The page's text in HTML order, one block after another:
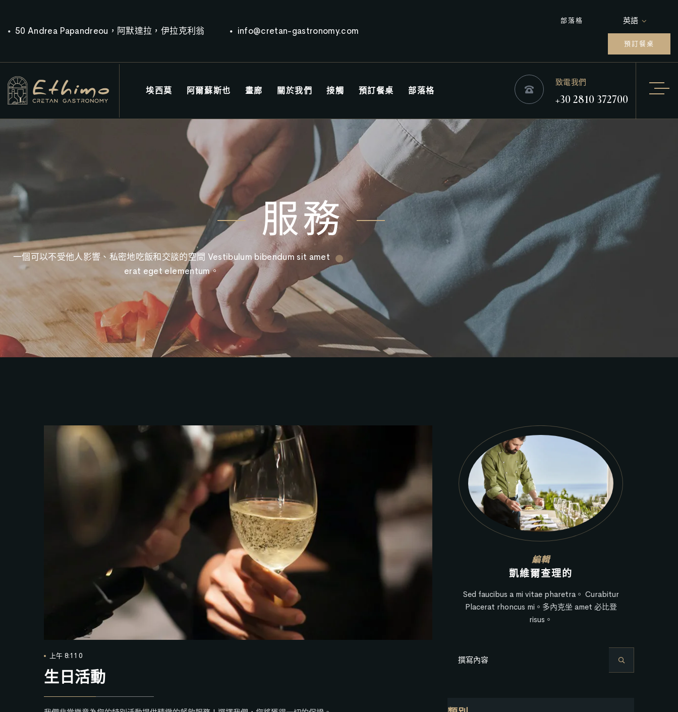
50 Andrea Papandreou，阿默達拉，伊拉克利翁 info@cretan-gastronomy.com
部落格 英語
預訂餐桌
埃西莫 阿爾蘇斯也 畫廊 關於我們 接觸 預訂餐桌 部落格
致電我們
+30 2810 372700
服務
一個可以不受他人影響、私密地吃飯和交談的空間 Vestibulum bibendum sit amet
erat eget elementum。
上午 8:11 0
生日活動
編輯
凱維爾查理的
Sed faucibus a mi vitae pharetra。 Curabitur
Placerat rhoncus mi。多內克坐 amet 必比登
risus。